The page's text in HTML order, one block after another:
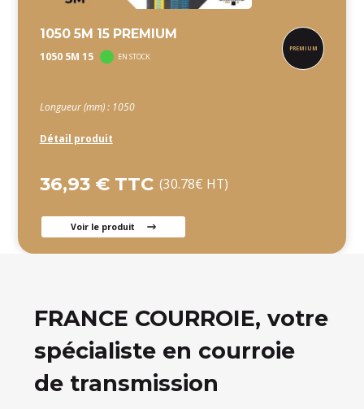
1050 5M 15 PREMIUM
1050 5M 15 EN STOCK
Longueur (mm) : 1050
Détail produit
36,93 € TTC (30.78€ HT)
Voir le produit
FRANCE COURROIE, votre
spécialiste en courroie
de transmission